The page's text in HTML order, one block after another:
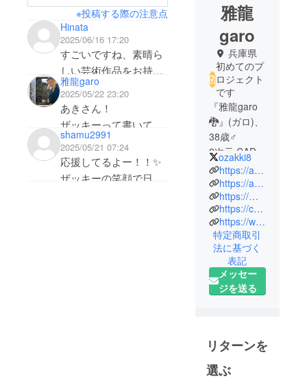
※投稿する際の注意点
Hinata
2025/06/16 17:20
すごいですね、素晴ら
しい芸術作品をお持ち
ですね。これはあなた
の作品ですか？
雅龍garo
2025/05/22 23:20
あきさん！
ザッキーって書いてく
れたからすぐにわかっ
た！
ありがとう♪
shamu2991
2025/05/21 07:24
応援してるよー！！✨️
ザッキーの笑顔で日本
雅龍
garo
兵庫県
初めてのプ
ロジェクト
です
『雅龍garo
🐉』(ガロ)、
38歳♂
2次元 CAD
artwork
✅拠点：福
岡、関西
✅事業内容
①木工職
人・2D CAD
アートワー
ル制作
レーザー彫
刻・絵画・
ozakki8
https://artwork-gallery-gallo.square.site/?fbclid=PAZXh0bgNhZW0CMTEAAaet2Ht-7at0Oty2DfEH-uSwNHEPSGkBvNCYyNEz4nidbba4NAdldabTChsmvg_aem_kb1BSRwsOd38kDvm_HSfsQ
https://artwork-gallery-gallo.square.site/page#IzadVG
https://mokuteki-project.my.canva.site/
https://canva.link/85mqc6n14mysgkj
https://www.instagram.com/zakki0168
特定商取引
法に基づく
表記
メッセー
ジを送る
リターンを
選ぶ